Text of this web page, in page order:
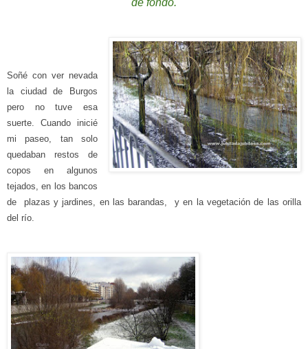
Soñé con ver nevada
la ciudad de Burgos
pero notuve esa
suerte.Cuando inicié
mi paseo, tan solo
quedaban restos de
copos en algunos
tejados, en los bancos
de plazas y jardines, en las barandas, y en la vegetación de las orilla
del río.